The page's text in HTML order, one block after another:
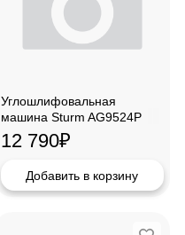
Углошлифовальная
машина Sturm AG9524P
230мм, 2600Вт
12 790₽
Добавить в корзину